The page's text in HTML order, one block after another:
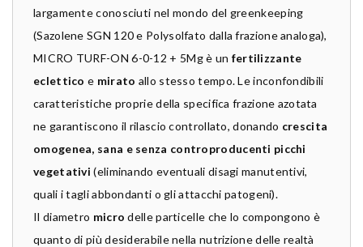
largamente conosciuti nel mondo del greenkeeping
(Sazolene SGN 120 e Polysolfato dalla frazione analoga),
MICRO TURF-ON 6-0-12 + 5Mg è un fertilizzante
eclettico e mirato allo stesso tempo. Le inconfondibili
caratteristiche proprie della specifica frazione azotata
ne garantiscono il rilascio controllato, donando crescita
omogenea, sana e senza controproducenti picchi
vegetativi (eliminando eventuali disagi manutentivi,
quali i tagli abbondanti o gli attacchi patogeni).
Il diametro micro delle particelle che lo compongono è
quanto di più desiderabile nella nutrizione delle realtà